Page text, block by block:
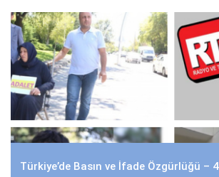
Türkiye’de Basın ve İfade Özgürlüğü –